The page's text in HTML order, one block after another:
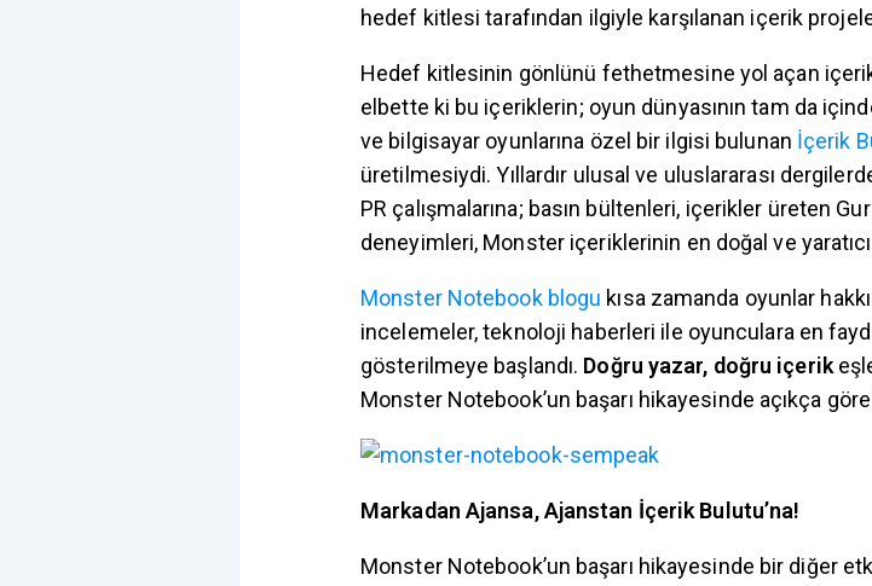
hedef kitlesi tarafından ilgiyle karşılanan içerik
Hedef kitlesinin gönlünü fethetmesine yol açan
elbette ki bu içeriklerin; oyun dünyasının tam da
ve bilgisayar oyunlarına özel bir ilgisi bulunan İçerik
üretilmesiydi. Yıllardır ulusal ve uluslararası
PR çalışmalarına; basın bültenleri, içerikler üreten
deneyimleri, Monster içeriklerinin en doğal ve
Monster Notebook blogu kısa zamanda oyunlar
incelemeler, teknoloji haberleri ile oyunculara en
gösterilmeye başlandı. Doğru yazar, doğru içerik
Monster Notebook’un başarı hikayesinde açıkça
Markadan Ajansa, Ajanstan İçerik Bulutu’na!
Monster Notebook’un başarı hikayesinde bir diğer